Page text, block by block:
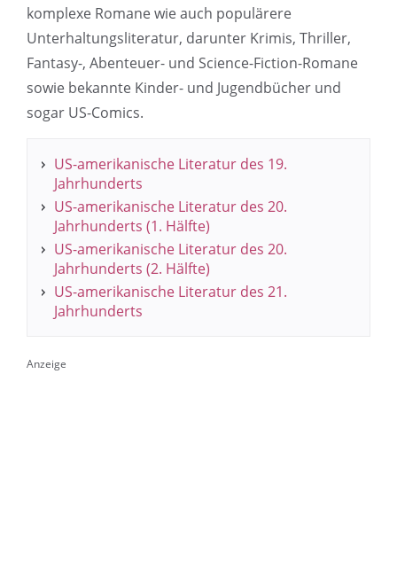
komplexe Romane wie auch populärere
Unterhaltungsliteratur, darunter Krimis, Thriller,
Fantasy-, Abenteuer- und Science-Fiction-Romane
sowie bekannte Kinder- und Jugendbücher und
sogar US-Comics.
US-amerikanische Literatur des 19.
Jahrhunderts
US-amerikanische Literatur des 20.
Jahrhunderts (1. Hälfte)
US-amerikanische Literatur des 20.
Jahrhunderts (2. Hälfte)
US-amerikanische Literatur des 21.
Jahrhunderts
Anzeige